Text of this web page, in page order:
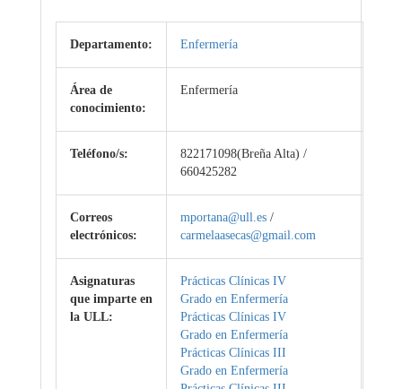
Departamento: Enfermería
Área de
conocimiento:
Enfermería
Teléfono/s:
822171098(Breña Alta) /
660425282
Correos
electrónicos:
mportana@ull.es /
carmelaasecas@gmail.com
Asignaturas
que imparte en
la ULL:
Prácticas Clínicas IV
Grado en Enfermería
Prácticas Clínicas IV
Grado en Enfermería
Prácticas Clínicas III
Grado en Enfermería